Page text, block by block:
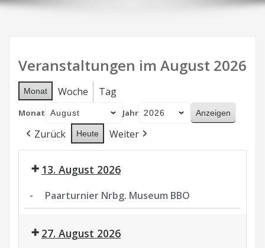
Veranstaltungen im August 2026
Monat Woche Tag
Monat Jahr
Zurück Heute Weiter
13. August 2026
- Paarturnier Nrbg. Museum BBO
Nrbg.
Museum27. August 2026